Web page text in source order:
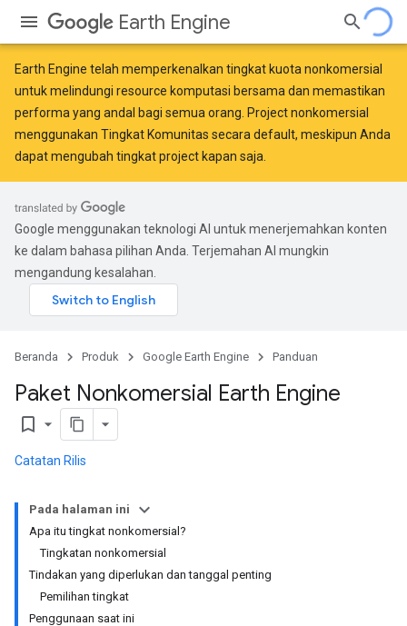
Earth Engine
Earth Engine telah memperkenalkan tingkat kuota nonkomersial
untuk melindungi resource komputasi bersama dan memastikan
performa yang andal bagi semua orang. Project nonkomersial
menggunakan Tingkat Komunitas secara default, meskipun Anda
dapat mengubah tingkat project kapan saja.
Google menggunakan teknologi AI untuk menerjemahkan konten
ke dalam bahasa pilihan Anda. Terjemahan AI mungkin
mengandung kesalahan.
Beranda Produk Google Earth Engine Panduan
Paket Nonkomersial Earth Engine
bookmark_border
Catatan Rilis
Pada halaman ini
Apa itu tingkat nonkomersial?
Tingkatan nonkomersial
Tindakan yang diperlukan dan tanggal penting
Pemilihan tingkat
Penggunaan saat ini